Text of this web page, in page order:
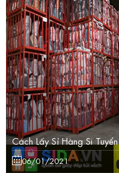
Cách Lấy Sỉ Hàng Si
06/01/2021